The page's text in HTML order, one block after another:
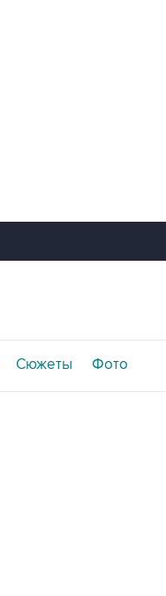
Сюжеты Фото